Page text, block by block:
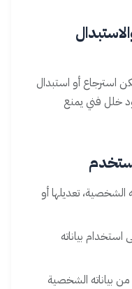
استرجاع أو استبدال
خلل فني يمنع
تعديلها أو
بياناته
بياناته الشخصية